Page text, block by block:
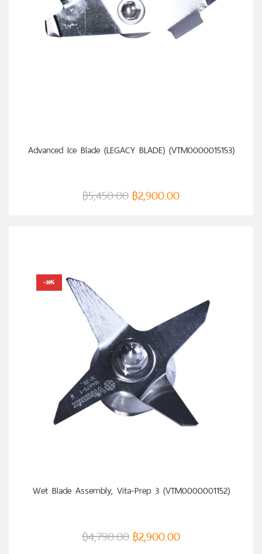
Advanced Ice Blade (LEGACY BLADE) (VTM0000015153)
฿5,450.00 ฿2,900.00
-39%
Wet Blade Assembly, Vita-Prep 3 (VTM0000001152)
฿4,790.00 ฿2,900.00